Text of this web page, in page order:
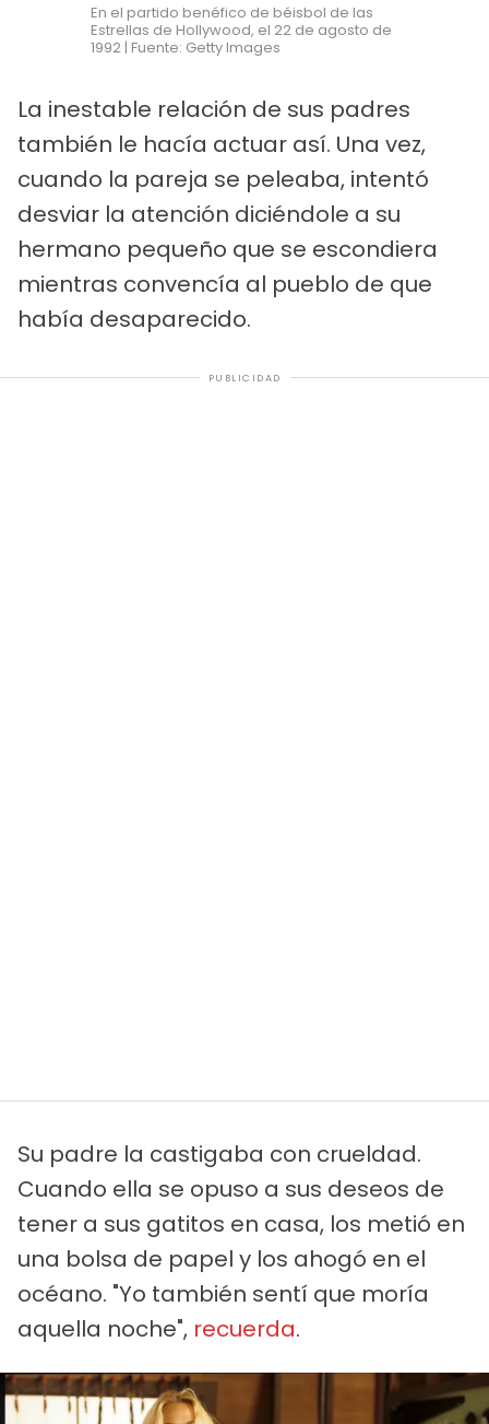
En el partido benéfico de béisbol de las
Estrellas de Hollywood, el 22 de agosto de
1992 | Fuente: Getty Images
La inestable relación de sus padres
también le hacía actuar así. Una vez,
cuando la pareja se peleaba, intentó
desviar la atención diciéndole a su
hermano pequeño que se escondiera
mientras convencía al pueblo de que
había desaparecido.
PUBLICIDAD
Su padre la castigaba con crueldad.
Cuando ella se opuso a sus deseos de
tener a sus gatitos en casa, los metió en
una bolsa de papel y los ahogó en el
océano. "Yo también sentí que moría
aquella noche", recuerda.